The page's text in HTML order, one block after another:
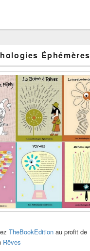
Éphémères
TheBookEdition au profit de
Rêves